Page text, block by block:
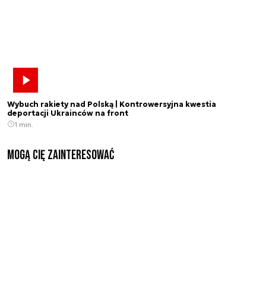
Wybuch rakiety nad Polską | Kontrowersyjna kwestia
deportacji Ukrainców na front
1 min.
Mogą Cię zainteresować